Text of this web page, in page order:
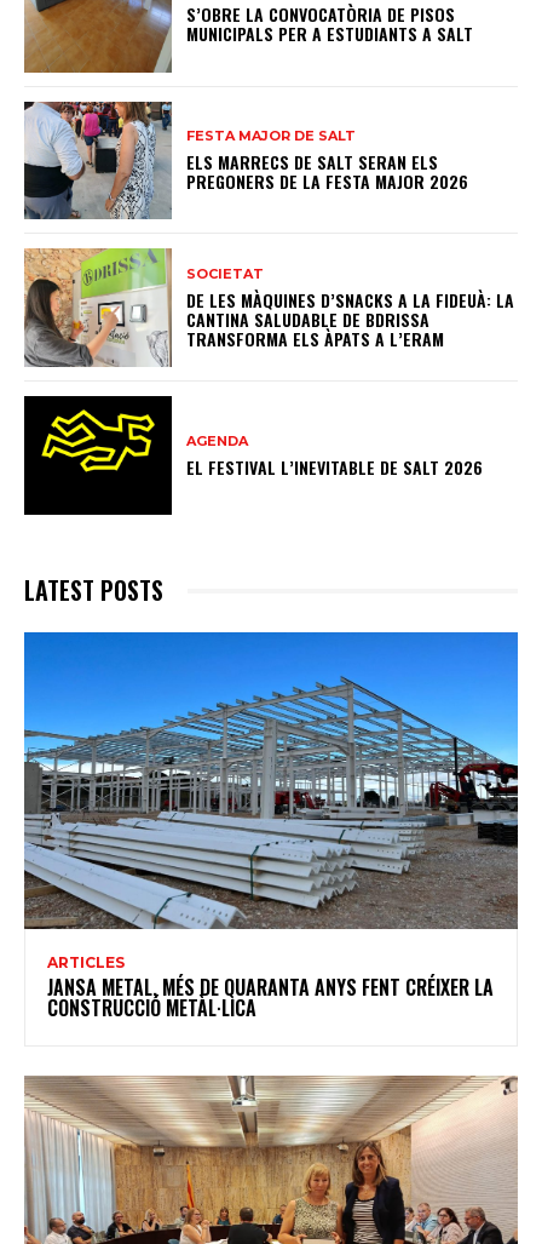
S’OBRE LA CONVOCATÒRIA DE PISOS
MUNICIPALS PER A ESTUDIANTS A SALT
FESTA MAJOR DE SALT
ELS MARRECS DE SALT SERAN ELS
PREGONERS DE LA FESTA MAJOR 2026
SOCIETAT
DE LES MÀQUINES D’SNACKS A LA FIDEUÀ: LA
CANTINA SALUDABLE DE BDRISSA
TRANSFORMA ELS ÀPATS A L’ERAM
AGENDA
EL FESTIVAL L’INEVITABLE DE SALT 2026
LATEST POSTS
ARTICLES
JANSA METAL, MÉS DE QUARANTA ANYS FENT CRÉIXER LA
CONSTRUCCIÓ METÀL·LICA